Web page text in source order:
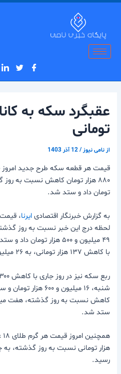
پرش
تومانی
ازنامی نیوز/12 آذر 1403
قیمت هر قطعه سکه طرح جدید امروز
تومان داد و ستد شد.
به گزارش خبرنگار اقتصادیایرنا،
۴۹ میلیون و ۵۰۰ هزار
با کاهش ۱۳۷ هزار تومانی، به ۲۶ میلیون و ۸۰۰ هزار تومان رسید.
ستد شد.
رسید.
پیمایش